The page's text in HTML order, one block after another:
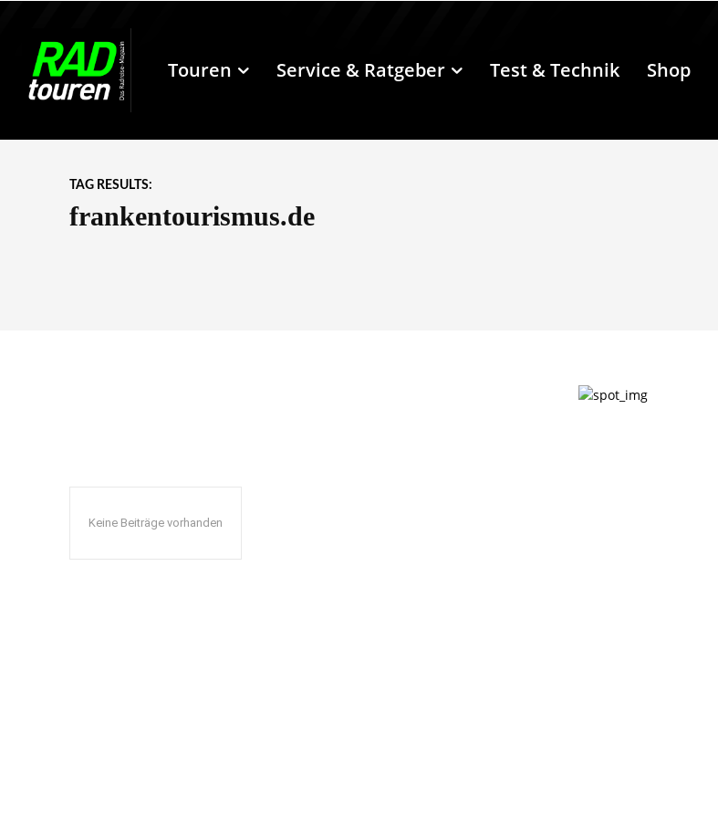
Touren Service & Ratgeber Test & Technik Shop
TAG RESULTS:
frankentourismus.de
Keine Beiträge vorhanden